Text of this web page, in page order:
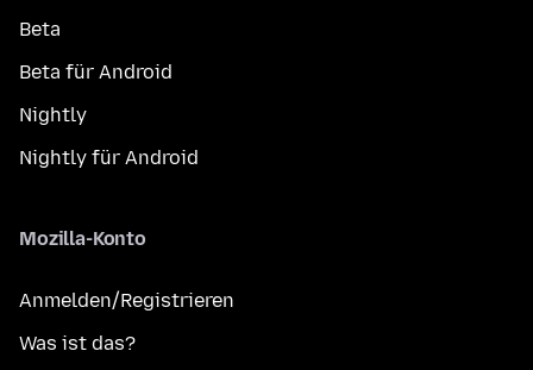
Beta
Beta für Android
Nightly
Nightly für Android
Mozilla-Konto
Anmelden/Registrieren
Was ist das?